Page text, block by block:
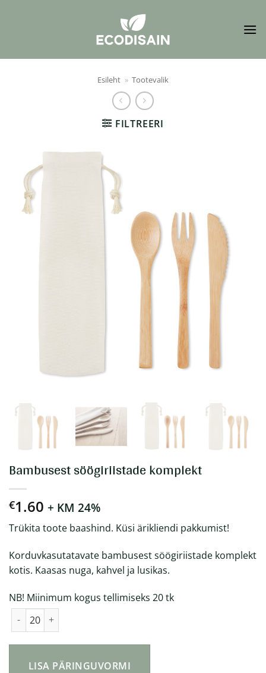
Esileht » Tootevalik
FILTREERI
Bambusest söögiriistade komplekt
€1.60 + KM 24%
Trükita toote baashind. Küsi ärikliendi pakkumist!
Korduvkasutatavate bambusest söögiriistade komplekt
kotis. Kaasas nuga, kahvel ja lusikas.
NB! Miinimum kogus tellimiseks 20 tk
LISA PÄRINGUVORMI